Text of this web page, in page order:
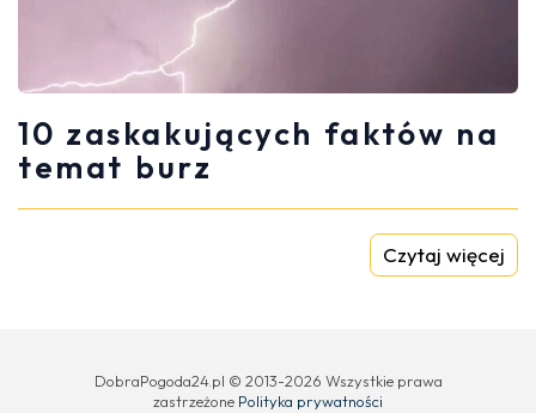
10 zaskakujących faktów na
temat burz
Czytaj więcej
DobraPogoda24.pl © 2013-2026 Wszystkie prawa
zastrzeżone Polityka prywatności